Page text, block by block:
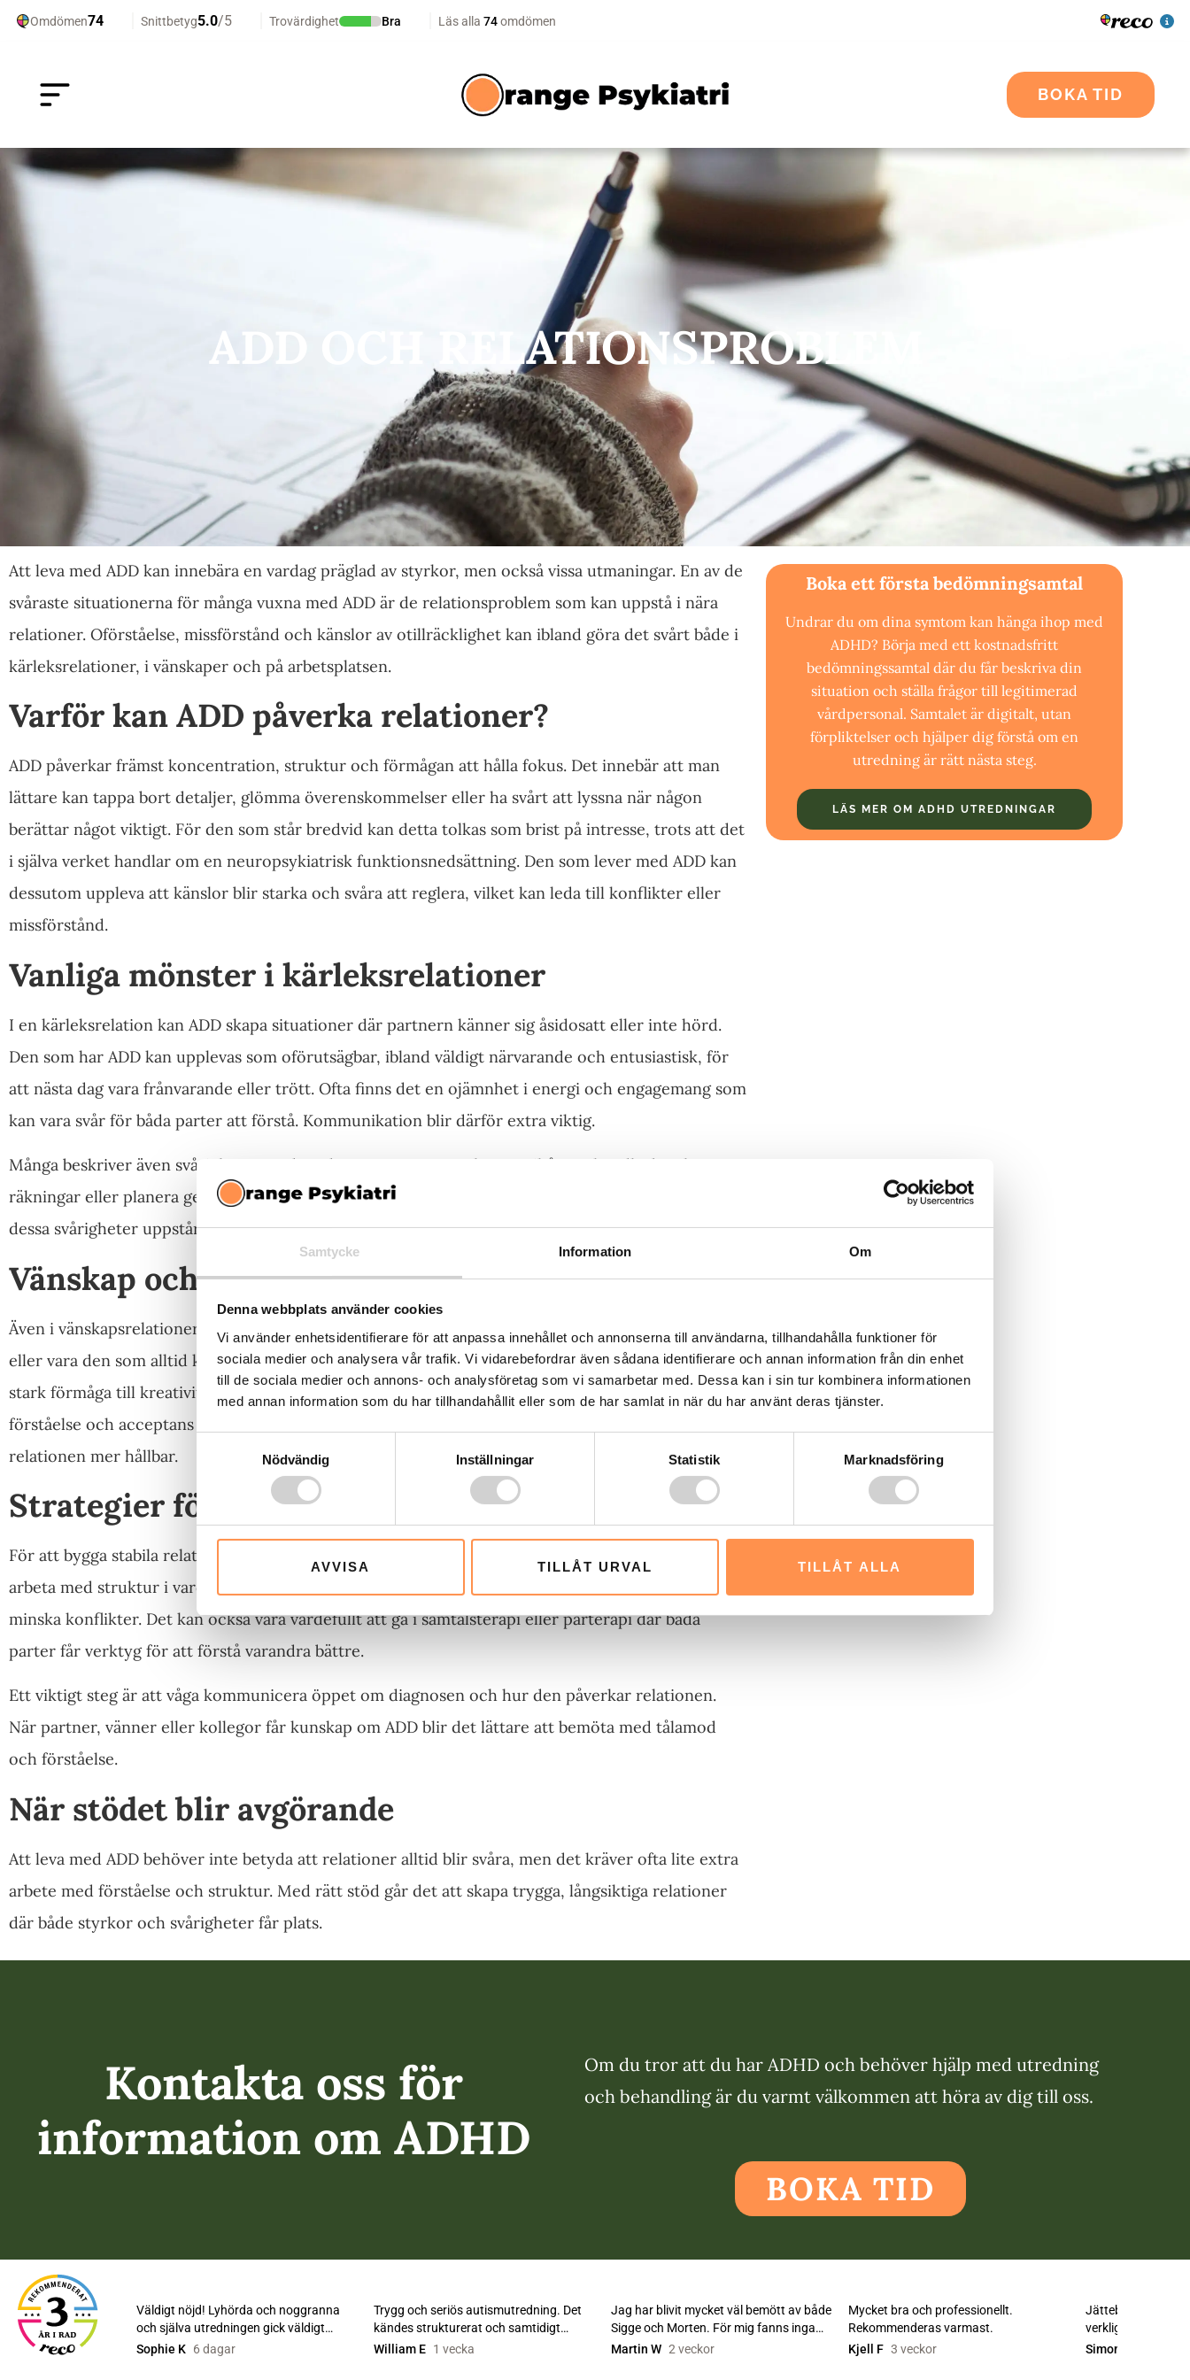
Samtycke Information Om
Denna webbplats använder cookies
Vi använder enhetsidentifierare för att anpassa innehållet och annonserna till användarna, tillhandahålla funktioner för
sociala medier och analysera vår trafik. Vi vidarebefordrar även sådana identifierare och annan information från din enhet
till de sociala medier och annons- och analysföretag som vi samarbetar med. Dessa kan i sin tur kombinera informationen
med annan information som du har tillhandahållit eller som de har samlat in när du har använt deras tjänster.
Nödvändig
Inställningar Statistik Marknadsföring
AVVISA TILLÅT URVAL TILLÅT ALLA
BOKA TID
ADD OCH RELATIONSPROBLEM
Att leva med ADD kan innebära en vardag präglad av styrkor, men också vissa utmaningar. En av de
svåraste situationerna för många vuxna med ADD är de relationsproblem som kan uppstå i nära
relationer. Oförståelse, missförstånd och känslor av otillräcklighet kan ibland göra det svårt både i
kärleksrelationer, i vänskaper och på arbetsplatsen.
Varför kan ADD påverka relationer?
ADD påverkar främst koncentration, struktur och förmågan att hålla fokus. Det innebär att man
lättare kan tappa bort detaljer, glömma överenskommelser eller ha svårt att lyssna när någon
berättar något viktigt. För den som står bredvid kan detta tolkas som brist på intresse, trots att det
i själva verket handlar om en neuropsykiatrisk funktionsnedsättning. Den som lever med ADD kan
dessutom uppleva att känslor blir starka och svåra att reglera, vilket kan leda till konflikter eller
missförstånd.
Vanliga mönster i kärleksrelationer
I en kärleksrelation kan ADD skapa situationer där partnern känner sig åsidosatt eller inte hörd.
Den som har ADD kan upplevas som oförutsägbar, ibland väldigt närvarande och entusiastisk, för
att nästa dag vara frånvarande eller trött. Ofta finns det en ojämnhet i energi och engagemang som
kan vara svår för båda parter att förstå. Kommunikation blir därför extra viktig.
Många beskriver även svårigheter med vardagsansvar, som att komma ihåg att handla, betala
räkningar eller planera gemensamma aktiviteter. Om inte båda i relationen är medvetna om varför
dessa svårigheter uppstår, kan det lätt leda till frustration.
Vänskap och sociala sammanhang
Även i vänskapsrelationer kan ADD leda till utmaningar. Att glömma att ringa tillbaka, missa möten
eller vara den som alltid kommer för sent kan skapa irritation. Samtidigt har många med ADD en
stark förmåga till kreativitet, spontanitet och empati, vilket gör dem till uppskattade vänner när
förståelse och acceptans finns. Att prata öppet om sina styrkor och svårigheter kan ofta göra
relationen mer hållbar.
Strategier för att hantera relationsproblem
För att bygga stabila relationer trots ADD behövs både egen insikt och stöd från omgivningen. Att
arbeta med struktur i vardagen, till exempel genom påminnelser och planeringshjälpmedel, kan
minska konflikter. Det kan också vara värdefullt att gå i samtalsterapi eller parterapi där båda
parter får verktyg för att förstå varandra bättre.
Ett viktigt steg är att våga kommunicera öppet om diagnosen och hur den påverkar relationen.
När partner, vänner eller kollegor får kunskap om ADD blir det lättare att bemöta med tålamod
och förståelse.
När stödet blir avgörande
Att leva med ADD behöver inte betyda att relationer alltid blir svåra, men det kräver ofta lite extra
arbete med förståelse och struktur. Med rätt stöd går det att skapa trygga, långsiktiga relationer
där både styrkor och svårigheter får plats.
Boka ett första bedömningsamtal
Undrar du om dina symtom kan hänga ihop med
ADHD? Börja med ett kostnadsfritt
bedömningssamtal där du får beskriva din
situation och ställa frågor till legitimerad
vårdpersonal. Samtalet är digitalt, utan
förpliktelser och hjälper dig förstå om en
utredning är rätt nästa steg.
LÄS MER OM ADHD UTREDNINGAR
Kontakta oss för
information om ADHD
Om du tror att du har ADHD och behöver hjälp med utredning
och behandling är du varmt välkommen att höra av dig till oss.
BOKA TID